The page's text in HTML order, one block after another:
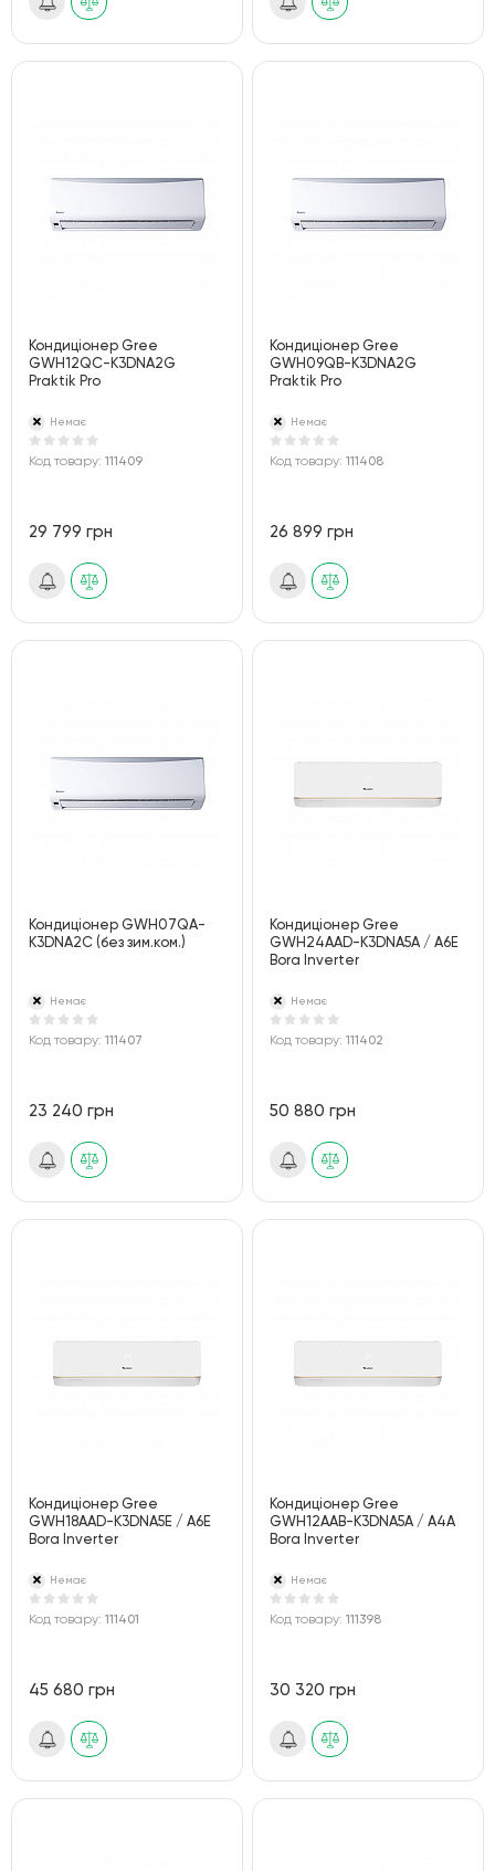
Кондиціонер Gree
GWH12QC-K3DNA2G
Praktik Pro
Немає
Код товару: 111409
29 799 грн
Кондиціонер Gree
GWH09QB-K3DNA2G
Praktik Pro
Немає
Код товару:111408
26 899 грн
Кондиціонер GWH07QA-
K3DNA2С (без зим.ком.)
Немає
Код товару: 111407
23 240 грн
Кондиціонер Gree
GWH24AAD-K3DNA5A / A6E
Bora Inverter
Немає
Код товару:111402
50 880 грн
Кондиціонер Gree
GWH18AAD-K3DNA5E / A6E
Bora Inverter
Немає
Код товару: 111401
45 680 грн
Кондиціонер Gree
GWH12AAB-K3DNA5A / A4A
Bora Inverter
Немає
Код товару:111398
30 320 грн